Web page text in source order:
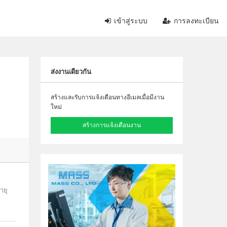
เข้าสู่ระบบ การลงทะเบียน
ยุ
ส่งงานเดียวกัน
สร้างและรับการแจ้งเตือนทางอีเมลเมื่อมีงาน
ใหม่
สร้างการแจ้งเตือนงาน